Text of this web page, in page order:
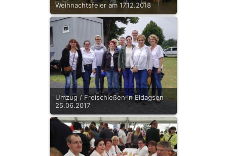
Weihnachtsfeier am 17.12.2018
Umzug / Freischießen in Eldagsen
25.06.2017